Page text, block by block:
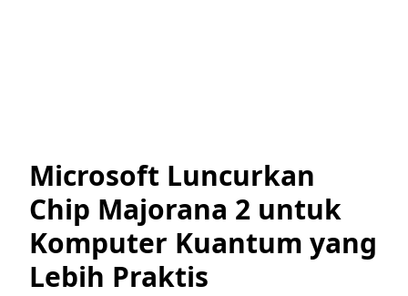
Microsoft Luncurkan
Chip Majorana 2 untuk
Komputer Kuantum yang
Lebih Praktis